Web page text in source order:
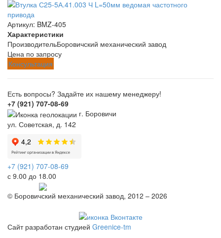
Артикул: BMZ-405
Характеристики
ПроизводительБоровичский механический завод
Цена по запросу
Консультация
Есть вопросы? Задайте их нашему менеджеру!
+7 (921) 707-08-69
г. Боровичи
ул. Советская, д. 142
+7 (921) 707-08-69
с 9.00 до 18.00
© Боровичский механический завод, 2012 – 2026
Сайт разработан студией Greenice-tm